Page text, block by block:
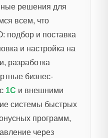
решения для
всем, что
подбор и поставка
и настройка на
разработка
бизнес-
1С и внешними
системы быстрых
программ,
через